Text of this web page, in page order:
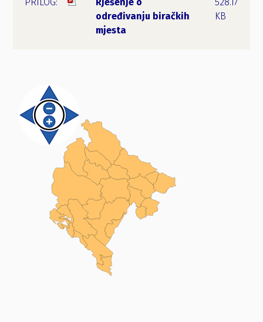
određivanju biračkih
mjesta
KB